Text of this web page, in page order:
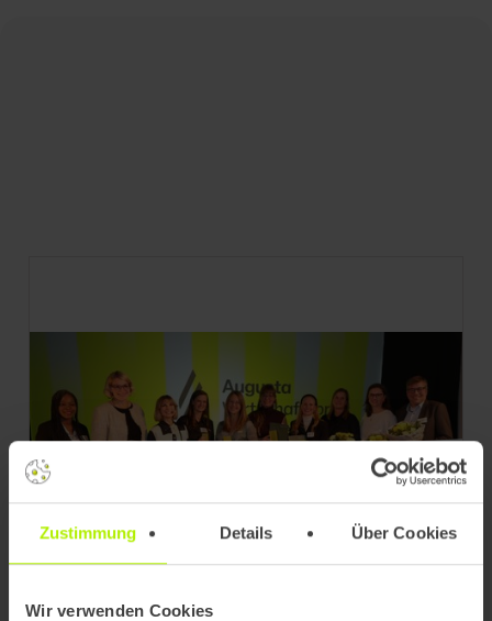
Zustimmung Details Über Cookies
Wir verwenden Cookies
Managerin des Jahres 2025: Michaela
verantwortungsvolle Führung